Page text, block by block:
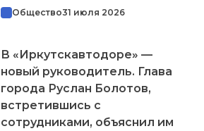
Общество31 июля 2026
В «Иркутскавтодоре» —
новый руководитель. Глава
города Руслан Болотов,
встретившись с
сотрудниками, объяснил им